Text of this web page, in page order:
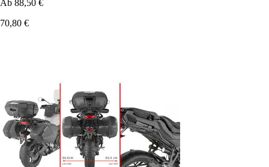
Ab 88,50 €
70,80 €